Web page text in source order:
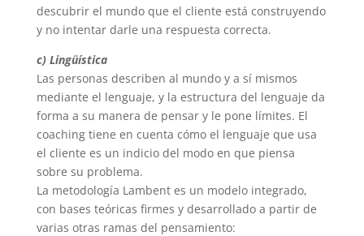
descubrir el mundo que el cliente está construyendo
y no intentar darle una respuesta correcta.
c) Lingüística
Las personas describen al mundo y a sí mismos
mediante el lenguaje, y la estructura del lenguaje da
forma a su manera de pensar y le pone límites. El
coaching tiene en cuenta cómo el lenguaje que usa
el cliente es un indicio del modo en que piensa
sobre su problema.
La metodología Lambent es un modelo integrado,
con bases teóricas firmes y desarrollado a partir de
varias otras ramas del pensamiento: